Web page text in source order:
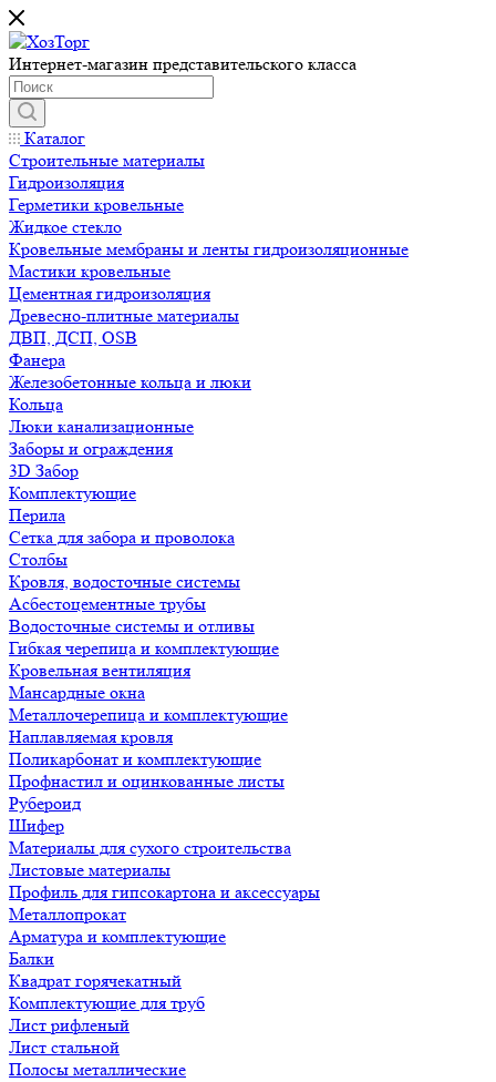
Интернет-магазин представительского класса
Каталог
Строительные материалы
Гидроизоляция
Герметики кровельные
Жидкое стекло
Кровельные мембраны и ленты гидроизоляционные
Мастики кровельные
Цементная гидроизоляция
Древесно-плитные материалы
ДВП, ДСП, OSB
Фанера
Железобетонные кольца и люки
Кольца
Люки канализационные
Заборы и ограждения
3D Забор
Комплектующие
Перила
Сетка для забора и проволока
Столбы
Кровля, водосточные системы
Асбестоцементные трубы
Водосточные системы и отливы
Гибкая черепица и комплектующие
Кровельная вентиляция
Мансардные окна
Металлочерепица и комплектующие
Наплавляемая кровля
Поликарбонат и комплектующие
Профнастил и оцинкованные листы
Рубероид
Шифер
Материалы для сухого строительства
Листовые материалы
Профиль для гипсокартона и аксессуары
Металлопрокат
Арматура и комплектующие
Балки
Квадрат горячекатный
Комплектующие для труб
Лист рифленый
Лист стальной
Полосы металлические